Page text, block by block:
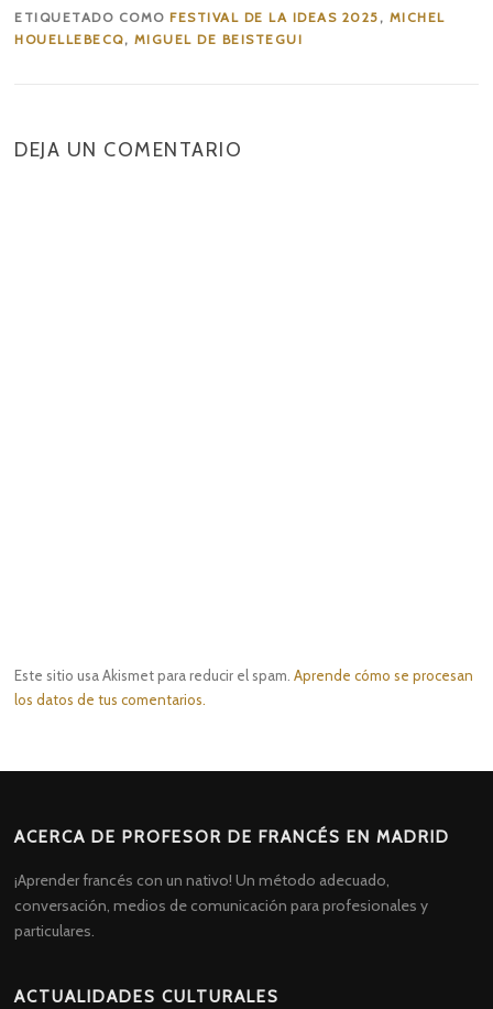
ETIQUETADO COMOFESTIVAL DE LA IDEAS 2025 , MICHEL
HOUELLEBECQ, MIGUEL DE BEISTEGUI
DEJA UN COMENTARIO
Este sitio usa Akismet para reducir el spam.Aprende cómo se procesan
los datos de tus comentarios.
ACERCA DE PROFESOR DE FRANCÉS EN MADRID
¡Aprender francés con un nativo! Un método adecuado,
conversación, medios de comunicación para profesionales y
particulares.
ACTUALIDADES CULTURALES